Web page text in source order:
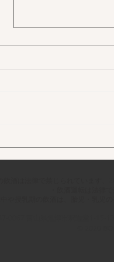
ございます